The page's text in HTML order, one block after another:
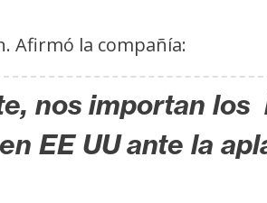
Afirmó la compañía:
nos importan
EE UU ante la